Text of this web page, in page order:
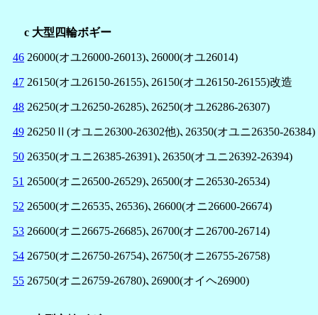
c 大型四輪ボギー
46 26000(オユ26000-26013)､26000(オユ26014)
47 26150(オユ26150-26155)､26150(オユ26150-26155)改造
48 26250(オユ26250-26285)､26250(オユ26286-26307)
49 26250Ⅱ(オユニ26300-26302他)､26350(オユニ26350-26384)
50 26350(オユニ26385-26391)､26350(オユニ26392-26394)
51 26500(オニ26500-26529)､26500(オニ26530-26534)
52 26500(オニ26535､26536)､26600(オニ26600-26674)
53 26600(オニ26675-26685)､26700(オニ26700-26714)
54 26750(オニ26750-26754)､26750(オニ26755-26758)
55 26750(オニ26759-26780)､26900(オイヘ26900)